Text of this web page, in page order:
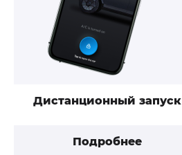
Дистанционный запуск
Подробнее